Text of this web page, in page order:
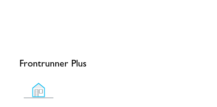
Frontrunner Plus